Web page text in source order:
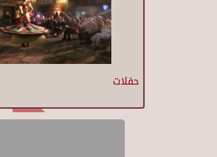
حفلات